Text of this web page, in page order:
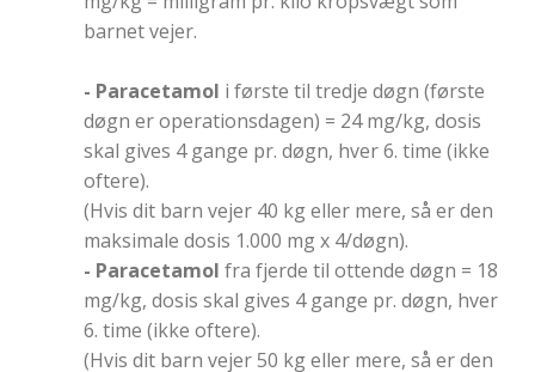
barnet vejer.
- Paracetamol i første til tredje døgn (første
døgn er operationsdagen) = 24 mg/kg, dosis
skal gives 4 gange pr. døgn, hver 6. time (ikke
oftere).
(Hvis dit barn vejer 40 kg eller mere, så er den
maksimale dosis 1.000 mg x 4/døgn).
- Paracetamol fra fjerde til ottende døgn = 18
mg/kg, dosis skal gives 4 gange pr. døgn, hver
6. time (ikke oftere).
(Hvis dit barn vejer 50 kg eller mere, så er den